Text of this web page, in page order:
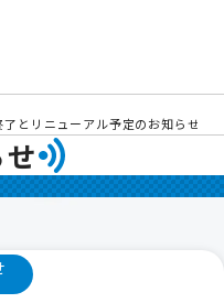
了とリニューアル予定のお知らせ